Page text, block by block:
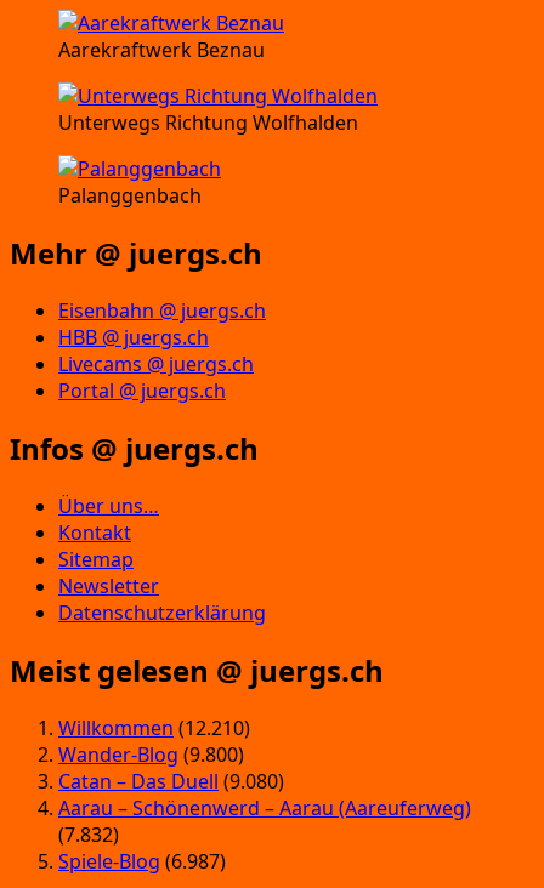
Aarekraftwerk Beznau
Unterwegs Richtung Wolfhalden
Palanggenbach
Mehr @ juergs.ch
Eisenbahn @ juergs.ch
HBB @ juergs.ch
Livecams @ juergs.ch
Portal @ juergs.ch
Infos @ juergs.ch
Über uns…
Kontakt
Sitemap
Newsletter
Datenschutzerklärung
Meist gelesen @ juergs.ch
Willkommen (12.210)
Wander-Blog (9.800)
Catan – Das Duell (9.080)
Aarau – Schönenwerd – Aarau (Aareuferweg)
(7.832)
Spiele-Blog (6.987)